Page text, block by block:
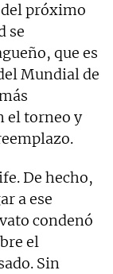
próximo
se
que es
Mundial de
el torneo y
De hecho,
a ese
condenó
el
Sin